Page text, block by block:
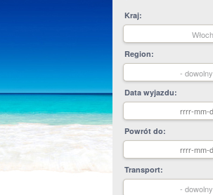
Kraj
Region
-
Data wyjazdu
Powrót do
Transport
-